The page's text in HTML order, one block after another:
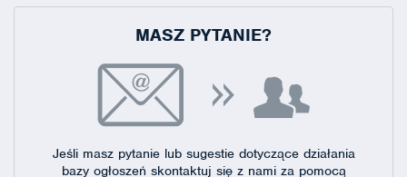
MASZ PYTANIE?
Jeśli masz pytanie lub sugestie dotyczące działania
bazy ogłoszeń skontaktuj się z nami za pomocą